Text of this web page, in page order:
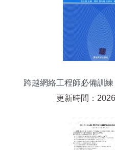
跨越網絡工程師必備訓
更新時間：